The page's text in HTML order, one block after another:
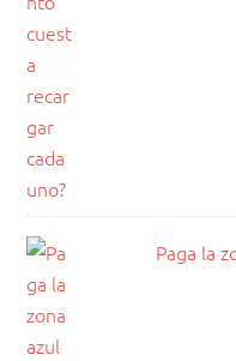
Paga la